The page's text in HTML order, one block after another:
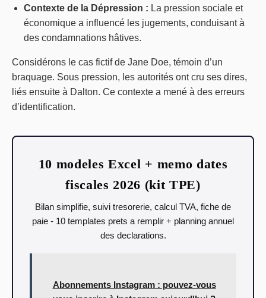
Contexte de la Dépression : La pression sociale et
économique a influencé les jugements, conduisant à
des condamnations hâtives.
Considérons le cas fictif de Jane Doe, témoin d’un
braquage. Sous pression, les autorités ont cru ses dires,
liés ensuite à Dalton. Ce contexte a mené à des erreurs
d’identification.
10 modeles Excel + memo dates
fiscales 2026 (kit TPE)
Bilan simplifie, suivi tresorerie, calcul TVA, fiche de
paie - 10 templates prets a remplir + planning annuel
des declarations.
Abonnements Instagram : pouvez-vous